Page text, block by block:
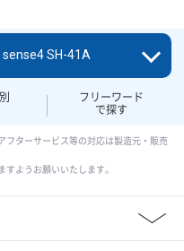
フリーワード
で探す
sense4 SH-41A
フターサービス等の対応は製造元・販売
ようお願いいたします。